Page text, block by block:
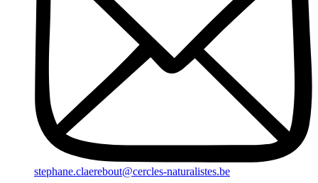
stephane.claerebout@cercles-naturalistes.be